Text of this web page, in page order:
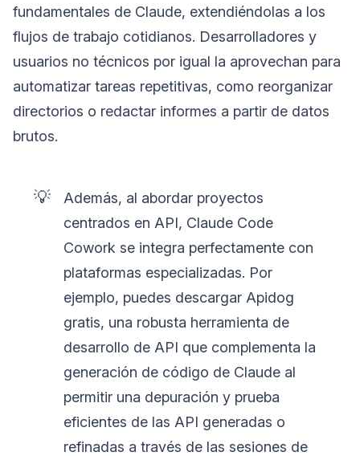
fundamentales de Claude, extendiéndolas a los
flujos de trabajo cotidianos. Desarrolladores y
usuarios no técnicos por igual la aprovechan para
automatizar tareas repetitivas, como reorganizar
directorios o redactar informes a partir de datos
brutos.
💡
Además, al abordar proyectos
centrados en API, Claude Code
Cowork se integra perfectamente con
plataformas especializadas. Por
ejemplo, puedes descargar Apidog
gratis, una robusta herramienta de
desarrollo de API que complementa la
generación de código de Claude al
permitir una depuración y prueba
eficientes de las API generadas o
refinadas a través de las sesiones de